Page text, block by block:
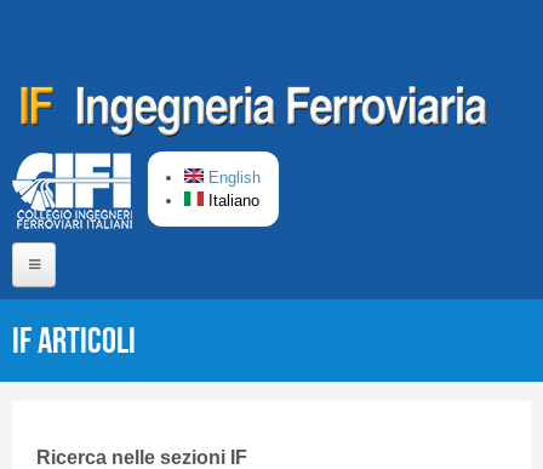
English
Italiano
CIFI in breve
IF Articoli
Ricerca nelle sezioni IF